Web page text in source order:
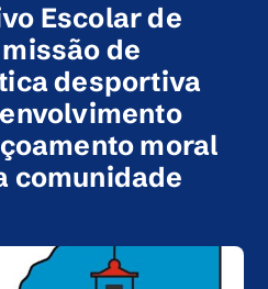
Escolar de
de
desportiva
moral
comunidade